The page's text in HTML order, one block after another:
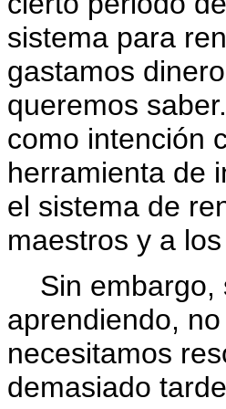
sistema para
gastamos
queremos
como intención
herramienta de
el sistema de
maestros y a
Sin embargo,
aprendiendo,
necesitamos
demasiado